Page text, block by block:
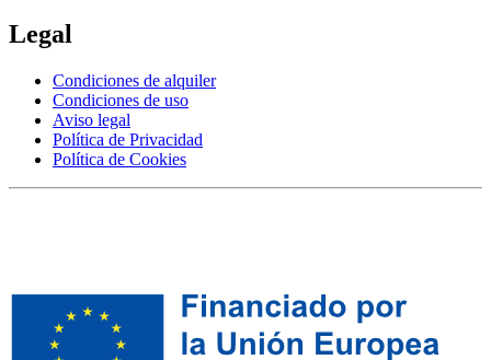
Legal
Condiciones de alquiler
Condiciones de uso
Aviso legal
Política de Privacidad
Política de Cookies